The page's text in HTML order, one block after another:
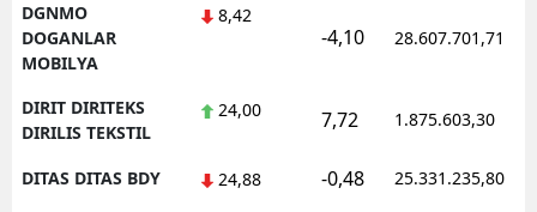
DGNMO
DOGANLAR
MOBILYA
8,42
-4,10 28.607.701,71
DIRIT DIRITEKS
DIRILIS TEKSTIL
24,00 7,72 1.875.603,30
DITAS DITAS BDY 24,88 -0,48 25.331.235,80